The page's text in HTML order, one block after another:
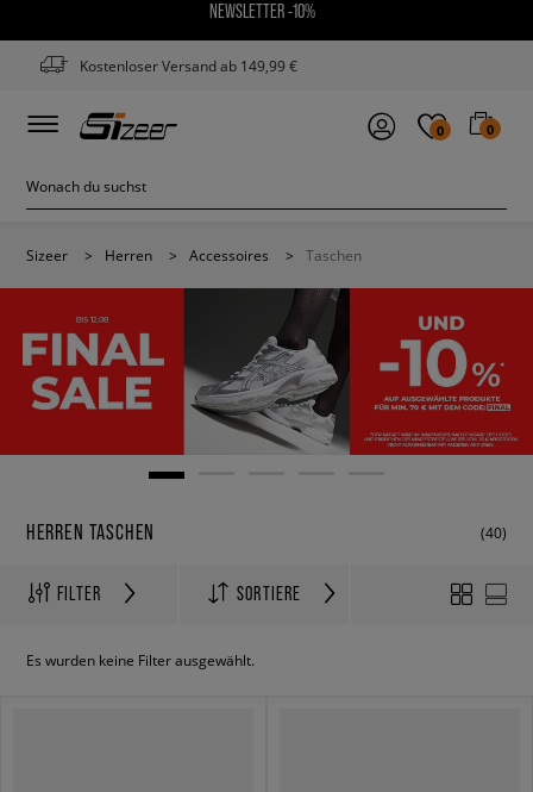
NEWSLETTER -10%
Kostenloser Versand ab 149,99 €
0 0
Sizeer > Herren > Accessoires > Taschen
HERREN TASCHEN (40)
FILTER SORTIERE
Es wurden keine Filter ausgewählt.